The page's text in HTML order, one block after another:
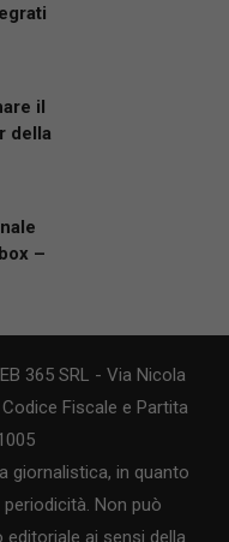
il
della
–
365 SRL - Via Nicola
Fiscale e Partita
giornalistica, in quanto
Non può
ai sensi della